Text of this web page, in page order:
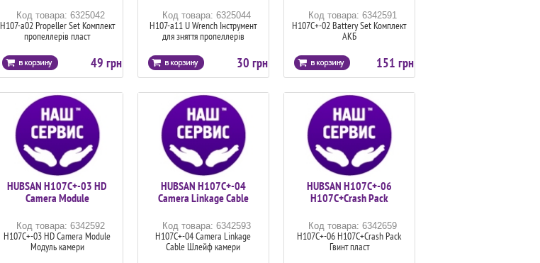
Код товара: 6325042
H107-a02 Propeller Set Комплект
пропеллерів пласт
49 грн
Код товара: 6325044
H107-a11 U Wrench Інструмент
для зняття пропеллерів
30 грн
Код товара: 6342591
H107C+-02 Battery Set Комплект
АКБ
151 грн
HUBSAN H107C+-03 HD
Camera Module
Код товара: 6342592
H107C+-03 HD Camera Module
Модуль камери
HUBSAN H107C+-04
Camera Linkage Cable
Код товара: 6342593
H107C+-04 Camera Linkage
Cable Шлейф камери
HUBSAN H107C+-06
H107C+Crash Pack
Код товара: 6342659
H107C+-06 H107C+Crash Pack
Гвинт пласт